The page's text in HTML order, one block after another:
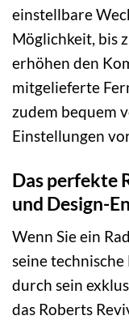
einstellbare
Möglichkeit, bis
erhöhen den
mitgelieferte
zudem bequem
Einstellungen
Das perfekte
und Design-
Wenn Sie ein
seine
durch sein
das Roberts